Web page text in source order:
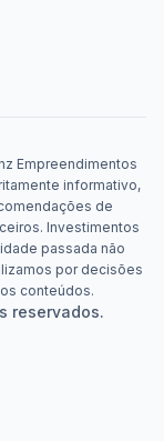
Empreendimentos
informativo,
de
Investimentos
passada não
por decisões
conteúdos.
reservados.